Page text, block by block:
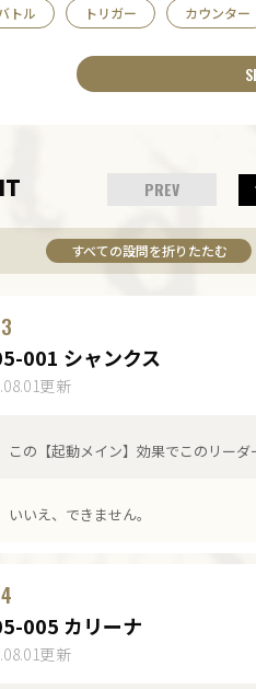
トル トリガー カウンター
PREV
すべての設問を折りたたむ
001 シャンクス
更新
この【起動メイン】効果でこのリー
いいえ、できません。
005 カリーナ
更新